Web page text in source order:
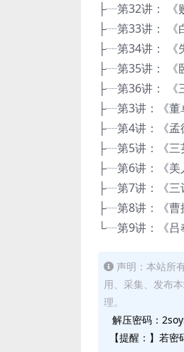
├┈第32讲： 《
├┈第33讲： 《
├┈第34讲： 《
├┈第35讲： 《
├┈第36讲： 《
├┈第3讲：《
├┈第4讲：《
├┈第5讲：《
├┈第6讲：《
├┈第7讲：《
├┈第8讲：《
└┈第9讲：《吕
声明：本站所
用、采集、发布
理。
解压密码：
【提醒：】若密